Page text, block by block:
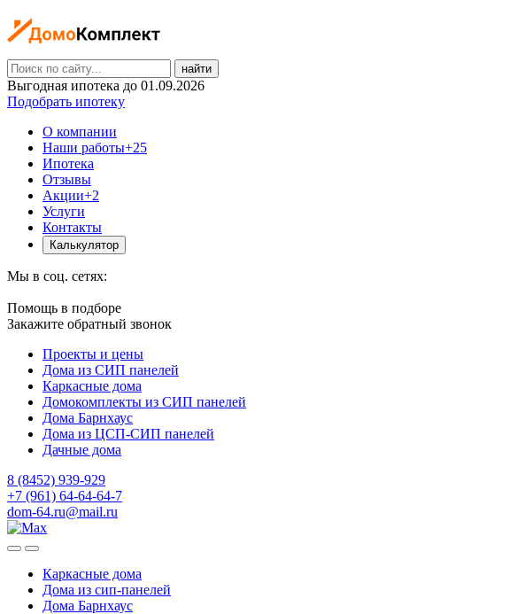
найти
Выгодная ипотека до 01.09.2026
Подобрать ипотеку
О компании
Наши работы+25
Ипотека
Отзывы
Акции+2
Услуги
Контакты
Калькулятор
Мы в соц. сетях:
Помощь в подборе
Закажите обратный звонок
Проекты и цены
Дома из СИП панелей
Каркасные дома
Домокомплекты из СИП панелей
Дома Барнхаус
Дома из ЦСП-СИП панелей
Дачные дома
8 (8452) 939-929
+7 (961) 64-64-64-7
dom-64.ru@mail.ru
Каркасные дома
Дома из сип-панелей
Дома Барнхаус